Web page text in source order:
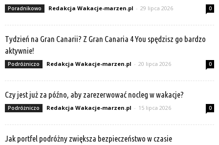
Poradnikowo Redakcja Wakacje-marzen.pl - 29 lipca 2026 0
Tydzień na Gran Canarii? Z Gran Canaria 4 You spędzisz go bardzo
aktywnie!
Podróżniczo Redakcja Wakacje-marzen.pl - 20 lipca 2026 0
Czy jest już za późno, aby zarezerwować nocleg w wakacje?
Podróżniczo Redakcja Wakacje-marzen.pl - 15 lipca 2026 0
Jak portfel podróżny zwiększa bezpieczeństwo w czasie